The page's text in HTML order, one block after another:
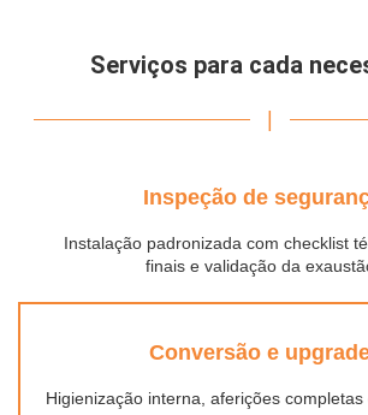
Serviços para cada
Inspeção de
Instalação padronizada com checklist
finais e validação da
Conversão e
Higienização interna, aferições